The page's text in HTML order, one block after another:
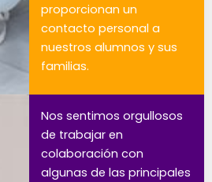
proporcionan un
contacto personal a
nuestros alumnos y sus
familias.
Nos sentimos orgullosos
de trabajar en
colaboración con
algunas de las principales